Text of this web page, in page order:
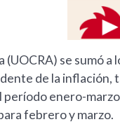
se sumó a
de la inflación,
enero-
febrero y marzo.